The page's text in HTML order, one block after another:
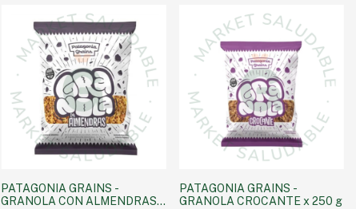
PATAGONIA GRAINS -
GRANOLA CON ALMENDRAS x
PATAGONIA GRAINS -
GRANOLA CROCANTE x 250 g